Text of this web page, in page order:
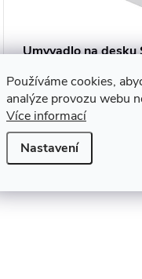
Používáme cookies,
analýze provozu webu
Více informací
Nastavení
Umyvadlo na desku
keramika
2 290 Kč
Skladem u
14 dní u vás)